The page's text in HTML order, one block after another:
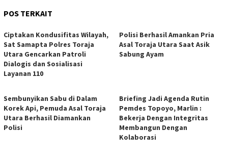
POS TERKAIT
Ciptakan Kondusifitas Wilayah,
Sat Samapta Polres Toraja
Utara Gencarkan Patroli
Dialogis dan Sosialisasi
Layanan 110
Polisi Berhasil Amankan Pria
Asal Toraja Utara Saat Asik
Sabung Ayam
Sembunyikan Sabu di Dalam
Korek Api, Pemuda Asal Toraja
Utara Berhasil Diamankan
Polisi
Briefing Jadi Agenda Rutin
Pemdes Topoyo, Marlin :
Bekerja Dengan Integritas
Membangun Dengan
Kolaborasi